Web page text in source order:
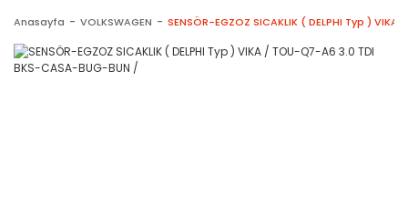
Anasayfa VOLKSWAGEN SENSÖR-EGZOZ SICAKLIK ( DELPHI Typ )